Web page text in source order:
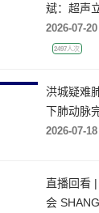
斌：超声
2026-07-
2497人次
洪城疑难
下肺动脉
通技巧
2026-07-
直播回看
会